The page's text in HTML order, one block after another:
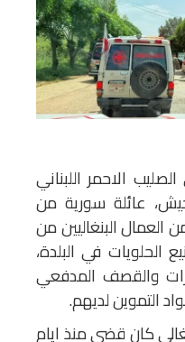
الاحمر اللبناني
عائلة سورية من
البنغاليين من
الحلويات في البلدة،
والقصف المدفعي
التموين لديهم.
كان قضى منذ ايام